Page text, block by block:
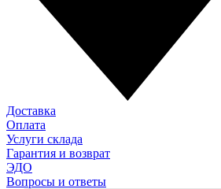
Доставка
Оплата
Услуги склада
Гарантия и возврат
ЭДО
Вопросы и ответы